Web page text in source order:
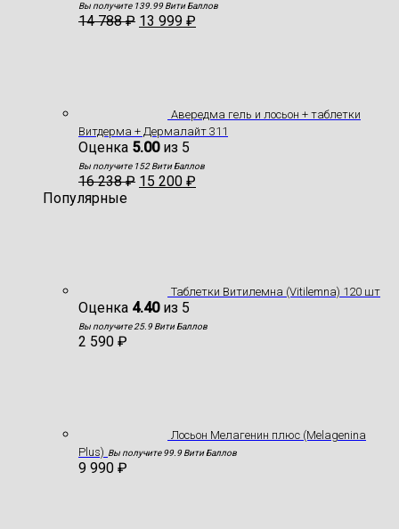
Вы получите 139.99 Вити Баллов
14 788₽ 13 999 ₽
Авередма гель и лосьон + таблетки
Витдерма + Дермалайт 311
Оценка 5.00из 5
Вы получите 152 Вити Баллов
16 238₽ 15 200 ₽
Популярные
Таблетки Витилемна (Vitilemna) 120 шт
Оценка 4.40из 5
Вы получите 25.9 Вити Баллов
2 590 ₽
Лосьон Мелагенин плюс (Melagenina
Plus) Вы получите 99.9 Вити Баллов
9 990 ₽